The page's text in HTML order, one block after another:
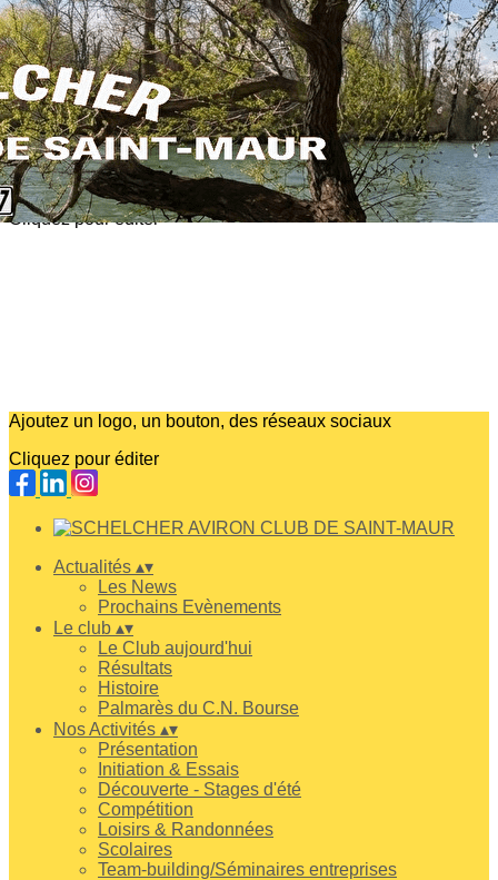
Exporter les lignes sélectionnées
Exporter toutes les colonnes
Exporter uniquement les colonnes affichées
Menu
?>
Images de la page d'accueil
Cliquez pour éditer
Ajoutez un logo, un bouton, des réseaux sociaux
Cliquez pour éditer
Actualités ▴▾
Les News
Prochains Evènements
Le club ▴▾
Le Club aujourd'hui
Résultats
Histoire
Palmarès du C.N. Bourse
Nos Activités ▴▾
Présentation
Initiation & Essais
Découverte - Stages d'été
Compétition
Loisirs & Randonnées
Scolaires
Team-building/Séminaires entreprises